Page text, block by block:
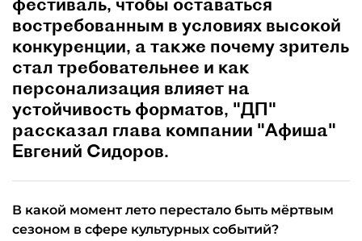
востребованным в условиях высокой
конкуренции, а также почему зритель
стал требовательнее и как
персонализация влияет на
устойчивость форматов, "ДП"
рассказал глава компании "Афиша"
Евгений Сидоров.
В какой момент лето перестало быть мёртвым
сезоном в сфере культурных событий?